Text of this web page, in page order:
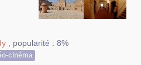
popularité : 8%
cinéma